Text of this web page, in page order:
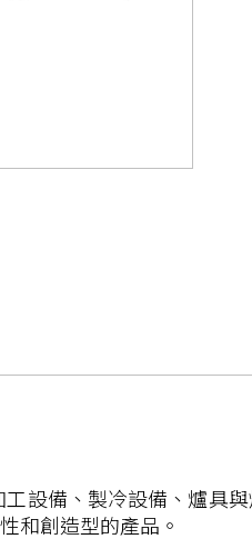
工設備、製冷設備、爐
和創造型的產品。